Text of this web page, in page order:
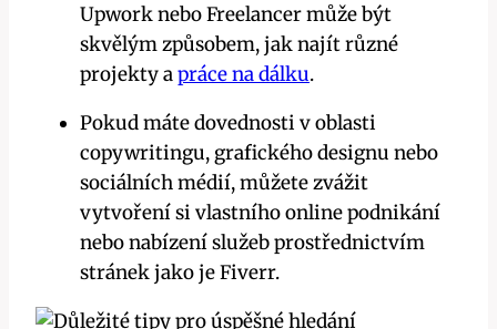
Upwork nebo Freelancer může být
skvělým způsobem, jak najít různé
projekty apráce na dálku.
Pokud máte dovednosti v oblasti
copywritingu, grafického designu nebo
sociálních médií, můžete zvážit
vytvoření si vlastního online podnikání
nebo nabízení služeb prostřednictvím
stránek jako je Fiverr.